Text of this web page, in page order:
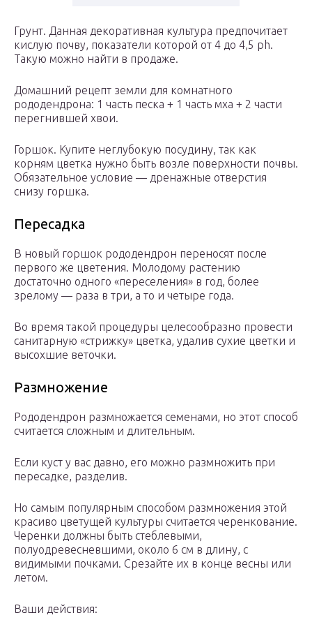
Грунт. Данная декоративная культура предпочитает
кислую почву, показатели которой от 4 до 4,5 ph.
Такую можно найти в продаже.
Домашний рецепт земли для комнатного
рододендрона: 1 часть песка + 1 часть мха + 2 части
перегнившей хвои.
Горшок. Купите неглубокую посудину, так как
корням цветка нужно быть возле поверхности почвы.
Обязательное условие — дренажные отверстия
снизу горшка.
Пересадка
В новый горшок рододендрон переносят после
первого же цветения. Молодому растению
достаточно одного «переселения» в год, более
зрелому — раза в три, а то и четыре года.
Во время такой процедуры целесообразно провести
санитарную «стрижку» цветка, удалив сухие цветки и
высохшие веточки.
Размножение
Рододендрон размножается семенами, но этот способ
считается сложным и длительным.
Если куст у вас давно, его можно размножить при
пересадке, разделив.
Но самым популярным способом размножения этой
красиво цветущей культуры считается черенкование.
Черенки должны быть стеблевыми,
полуодревесневшими, около 6 см в длину, с
видимыми почками. Срезайте их в конце весны или
летом.
Ваши действия: